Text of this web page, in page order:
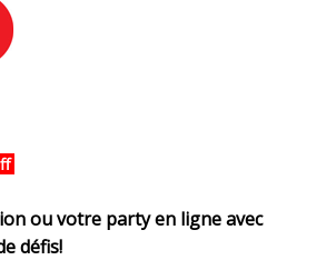
ou votre party en ligne avec
défis!